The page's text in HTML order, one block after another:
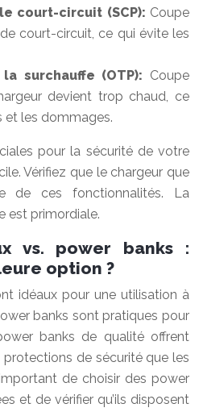
court-circuit (SCP): Coupe
court-circuit, ce qui évite les
surchauffe (OTP): Coupe
devient trop chaud, ce
et les dommages.
pour la sécurité de votre
Vérifiez que le chargeur que
de ces fonctionnalités. La
est primordiale.
vs. power banks :
option ?
idéaux pour une utilisation à
banks sont pratiques pour
banks de qualité offrent
de sécurité que les
de choisir des power
et de vérifier qu’ils disposent